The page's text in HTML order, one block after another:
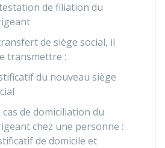
de filiation du
de siège social, il
transmettre :
du nouveau siège
cas de domiciliation du
chez une personne :
de domicile et